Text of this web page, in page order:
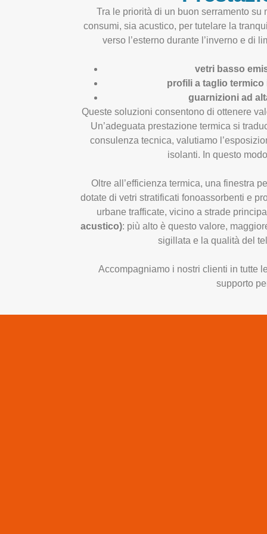
Tra le priorità di un buon serramento
consumi, sia acustico, per tutelare la
verso l’esterno durante l’inverno e di
vetri basso
profili a taglio termico
guarnizioni ad
Queste soluzioni consentono di ottenere
Un’adeguata prestazione termica si
consulenza tecnica, valutiamo
isolanti. In questo
Oltre all’efficienza termica, una finestra
dotate di vetri stratificati fonoassorbenti e
urbane trafficate, vicino a strade
acustico): più alto è questo valore,
sigillata e la qualità del
Accompagniamo i nostri clienti in tutte
supporto